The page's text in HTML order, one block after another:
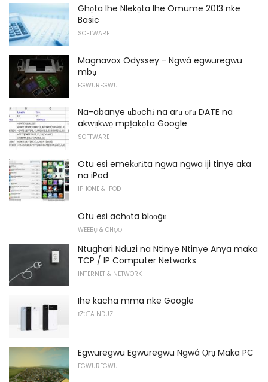
Ghọta Ihe Nlekọta Ihe Omume 2013 nke
Basic
SOFTWARE
Magnavox Odyssey - Ngwá egwuregwu
mbụ
EGWUREGWU
Na-abanye ụbọchị na arụ ọrụ DATE na
akwụkwọ mpịakọta Google
SOFTWARE
Otu esi emekọrịta ngwa ngwa iji tinye aka
na iPod
IPHONE & IPOD
Otu esi achọta blọọgụ
WEEBỤ & CHỌỌ
Ntughari Nduzi na Ntinye Ntinye Anya maka
TCP / IP Computer Networks
INTERNET & NETWORK
Ihe kacha mma nke Google
ỊZỤTA NDUZI
Egwuregwu Egwuregwu Ngwá Ọrụ Maka PC
EGWUREGWU